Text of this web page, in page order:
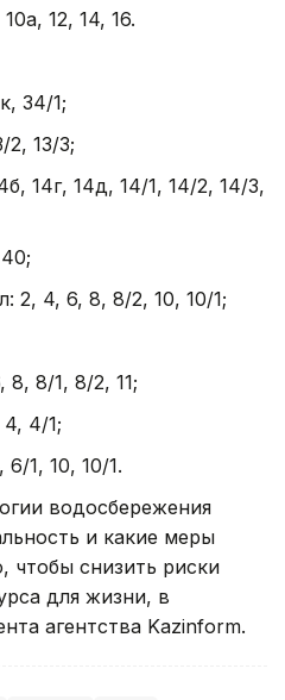
12, 14, 16.
34/1;
2, 13/3;
14г, 14д, 14/1, 14/2, 14/3,
2, 4, 6, 8, 8/2, 10, 10/1;
8, 8/1, 8/2, 11;
4/1;
1, 10, 10/1.
водосбережения
и какие меры
чтобы снизить риски
для жизни, в
агентства Kazinform.